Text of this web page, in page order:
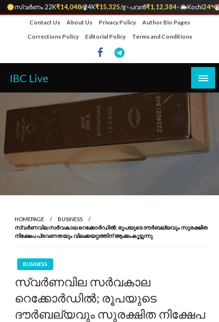
സ്വർണം 22K₹14,048/g
•24K₹15,325/g•പവൻ₹1,12,384• Kochi24°C
•
Contact Us About Us Privacy Policy
Author Bio Pages
Corrections Policy
Editorial Policy Terms and Conditions
IBC Live
HOMEPAGE
BUSINESS
സ്വർണവില സർവകാല റെക്കോർഡിൽ; രൂപയുടെ ദൗർബല്യവും സുരക്ഷിത
നിക്ഷേപ പ്രവണതയും വിലക്കയറ്റത്തിന് ആക്കംകൂട്ടുന്നു
BUSINESS
സ്വർണവില സർവകാല
റെക്കോർഡിൽ; രൂപയുടെ
ദൗർബല്യവും സുരക്ഷിത നിക്ഷേപ